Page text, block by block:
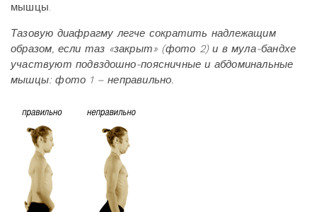
мышцы.
Тазовую диафрагму легче сократить надлежащим
образом, если таз «закрыт» (фото 2) и в мула-бандхе
участвуют подвздошно-поясничные и абдоминальные
мышцы: фото 1 – неправильно.